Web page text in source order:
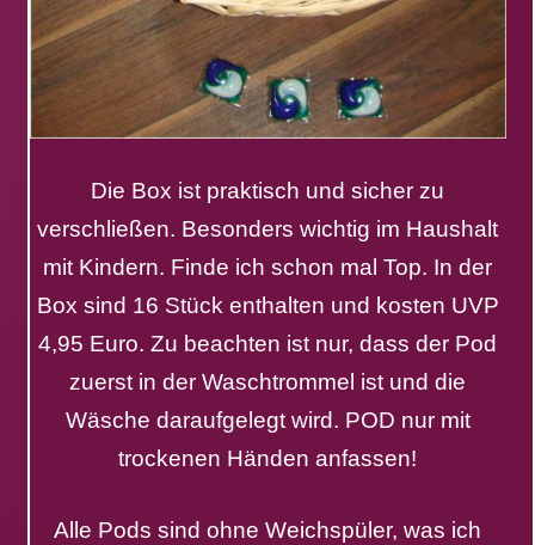
Die Box ist praktisch und sicher zu
verschließen. Besonders wichtig im Haushalt
mit Kindern. Finde ich schon mal Top. In der
Box sind 16 Stück enthalten und kosten UVP
4,95 Euro. Zu beachten ist nur, dass der Pod
zuerst in der Waschtrommel ist und die
Wäsche daraufgelegt wird. POD nur mit
trockenen Händen anfassen!
Alle Pods sind ohne Weichspüler, was ich